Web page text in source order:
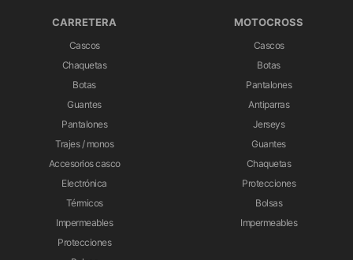
CARRETERA
Cascos
Chaquetas
Botas
Guantes
Pantalones
Trajes / monos
Accesorios casco
Electrónica
Térmicos
Impermeables
Protecciones
MOTOCROSS
Cascos
Botas
Pantalones
Antiparras
Jerseys
Guantes
Chaquetas
Protecciones
Bolsas
Impermeables